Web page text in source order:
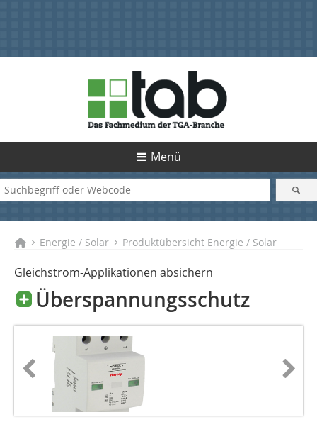
Menü
Energie / Solar Produktübersicht Energie / Solar
Gleichstrom-Applikationen absichern
Überspannungsschutz